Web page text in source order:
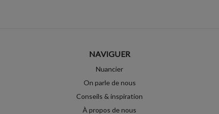
NAVIGUER
Nuancier
On parle de nous
Conseils & inspiration
À propos de nous